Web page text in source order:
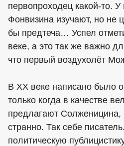
первопроходец какой-то. У
Фонвизина изучают, но не
бы предтеча… Успел
веке, а это так же важно
что первый воздухолёт
В XX веке написано было
только когда в качестве
предлагают Солженицина,
странно. Так себе
политическую